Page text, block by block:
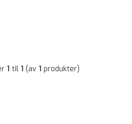
1 til 1 (av 1 produkter)